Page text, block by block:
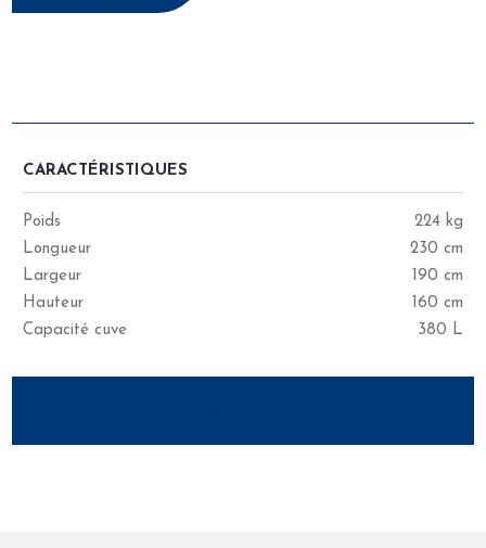
CARACTÉRISTIQUES
Poids
224 kg
Longueur
230 cm
Largeur
190 cm
Hauteur
160 cm
Capacité cuve
380 L